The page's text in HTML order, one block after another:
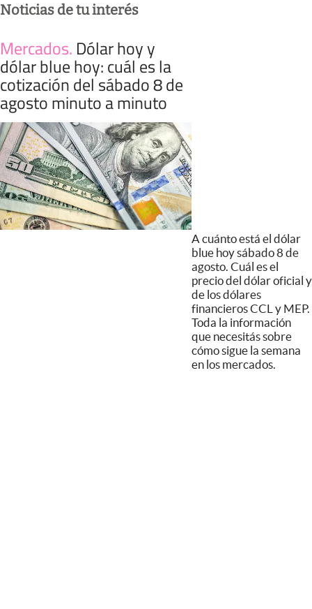
Noticias de tu interés
Mercados. Dólar hoy y
dólar blue hoy: cuál es la
cotización del sábado 8 de
agosto minuto a minuto
A cuánto está el dólar
blue hoy sábado 8 de
agosto. Cuál es el
precio del dólar oficial y
de los dólares
financieros CCL y MEP.
Toda la información
que necesitás sobre
cómo sigue la semana
en los mercados.